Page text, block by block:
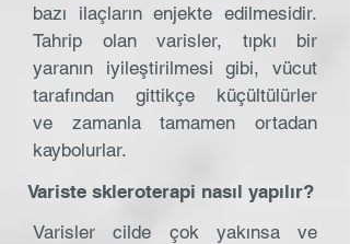
bazı ilaçların enjekte edilmesidir.
Tahrip olan varisler, tıpkı bir
yaranın iyileştirilmesi gibi, vücut
tarafından gittikçe küçültülürler
ve zamanla tamamen ortadan
kaybolurlar.
Varisler cilde çok yakınsa ve
Variste skleroterapi nasıl yapılır?